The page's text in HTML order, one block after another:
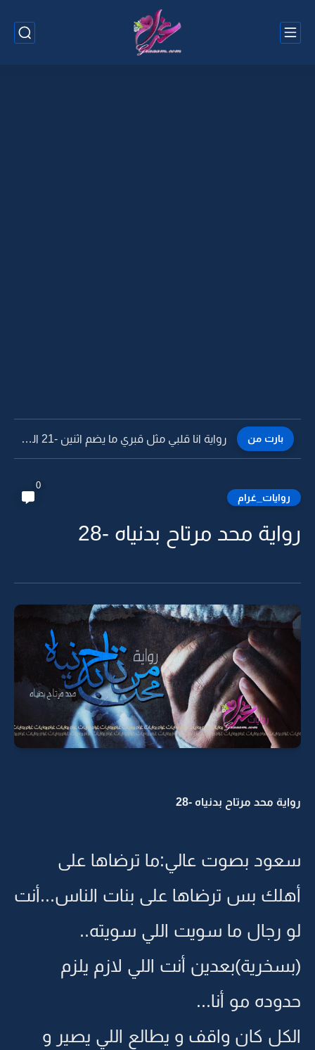
بارت من رواية انا قلبي مثل قبري ما يضم اثنين -21 البارت...
روايات_غرام
0
رواية محد مرتاح بدنياه -28
رواية محد مرتاح بدنياه -28
سعود بصوت عالي:ما ترضاها على
أهلك بس ترضاها على بنات الناس...أنت
لو رجال ما سويت اللي سويته..
(بسخرية)بعدين أنت اللي لازم يلزم
حدوده مو أنا...
الكل كان واقف و يطالع اللي يصير و